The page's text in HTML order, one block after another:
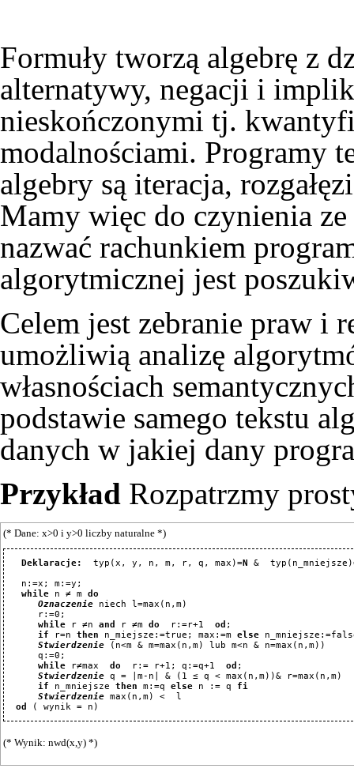
Formuły tworzą algebrę z
alternatywy, negacji i
nieskończonymi tj.
modalnościami. Programy
algebry są iteracja,
Mamy więc do czynienia
nazwać rachunkiem
algorytmicznej jest
Celem jest zebranie praw i
umożliwią analizę
własnościach
podstawie samego tekstu
danych w jakiej dany
Przykład Rozpatrzmy
(* Dane: x>0 i y>0 liczby naturalne *)
Deklaracje:
  typ(x, y, n, m, r, q, max)=
N &
   n:=x; m:=y;
while n ≠ m do
Oznaczenie niech l=max(n,m)
      r:=0;
while r ≠n and r ≠m do
  r:=r+1
od ;
if r=n then n_miejsze:=true; max:=m else
Stwierdzenie (n<m & m=max(n,m) lub m<n & n=max(n,m))
      q:=0;
while r≠max do
  r:= r+1; q:=q+1
od ;
Stwierdzenie q = |m-n| & (1 ≤ q < max(n,m))& r=max(n,m)
if n_mniejsze then m:=q else n := q
fi
Stwierdzenie max(n,m) <  l
od
(* Wynik: nwd(x,y) *)